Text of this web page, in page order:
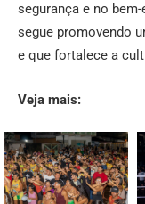
segurança e no
segue promovendo
e que fortalece a
Veja mais: